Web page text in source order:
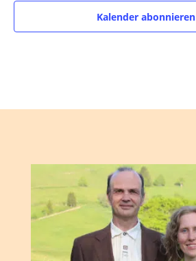
Kalender abonnieren